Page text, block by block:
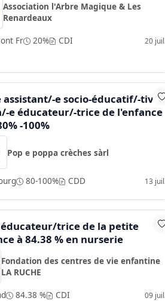
Association l'Arbre Magique & Les
Renardeaux
Fr
20% CDI 20
assistant/-e socio-éducatif/-tive
e éducateur/-trice de l'enfance
-100%
Pop e poppa crèches sàrl
80-100% CDD 13
trice de la petite
à 84.38 % en nurserie
Fondation des centres de vie enfantine
LA RUCHE
84.38 % CDI 09